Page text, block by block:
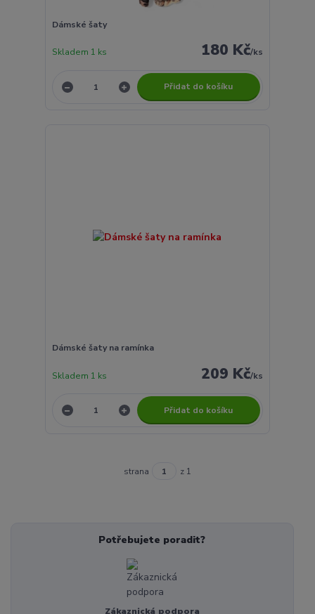
Dámské šaty
180 Kč/ks
Skladem 1 ks
Přidat do košíku
Dámské šaty na ramínka
209 Kč/ks
Skladem 1 ks
Přidat do košíku
strana z 1
Potřebujete poradit?
Zákaznická podpora